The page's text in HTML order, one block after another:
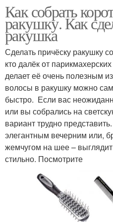
Как собрать
ракушку. Как
ракушка
Сделать причёску ракушку
кто далёк от
делает её очень полезным
волосы в ракушку можно
быстро. Если вас
или вы собрались на
вариант трудно
элегантным вечерним или,
жемчугом на шее – выглядит
стильно. Посмотрите